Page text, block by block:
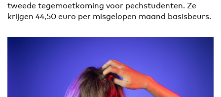
tweede tegemoetkoming voor pechstudenten. Ze
krijgen 44,50 euro per misgelopen maand basisbeurs.